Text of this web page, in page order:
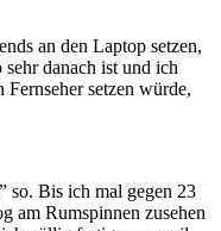
an den Laptop setzen,
danach ist und ich
setzen würde,
so. Bis ich mal gegen 23
am Rumspinnen zusehen